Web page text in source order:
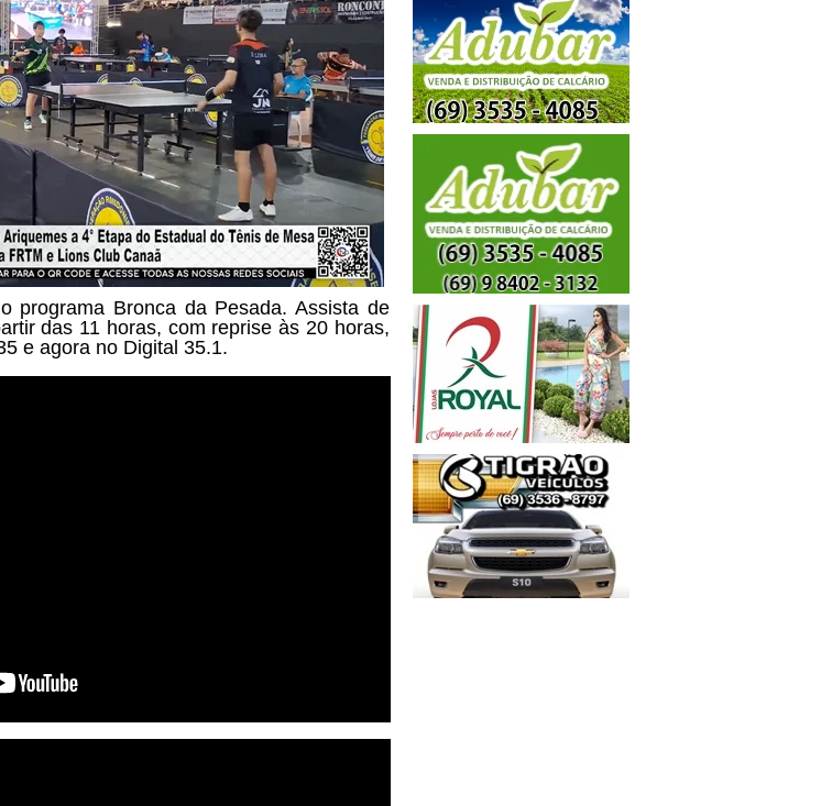
programa Bronca da Pesada. Assista de
das 11 horas, com reprise às 20 horas,
e agora no Digital 35.1.